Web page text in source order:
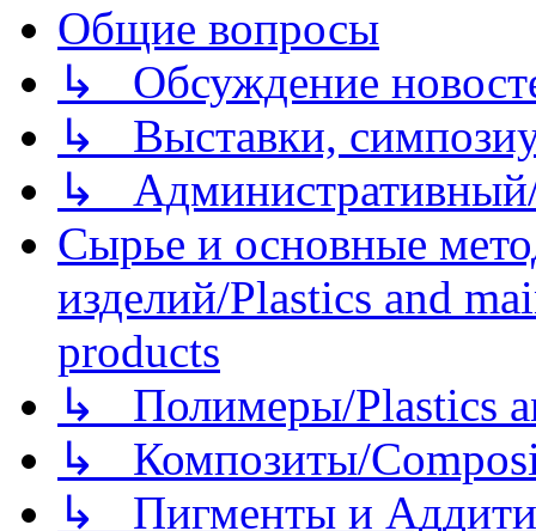
Общие вопросы
↳ Обсуждение
↳ Выставки,
↳
Сырье и основные
изделий/Plastics and
products
↳ Полимеры/Plastics
↳ Композиты/
↳ Пигменты и